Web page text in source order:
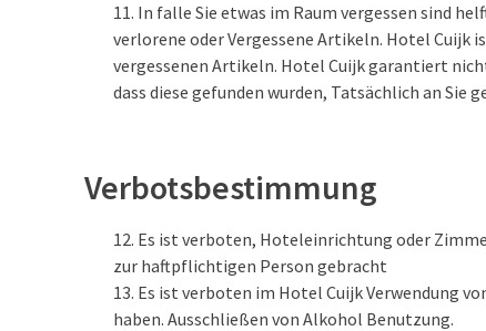
In falle Sie etwas im Raum vergessen sind
verlorene oder Vergessene Artikeln. Hotel Cuijk
vergessenen Artikeln. Hotel Cuijk garantiert
dass diese gefunden wurden, Tatsächlich an Sie
Verbotsbestimmung
Es ist verboten, Hoteleinrichtung oder
zur haftpflichtigen Person gebracht
Es ist verboten im Hotel Cuijk Verwendung
haben. Ausschließen von Alkohol Benutzung.